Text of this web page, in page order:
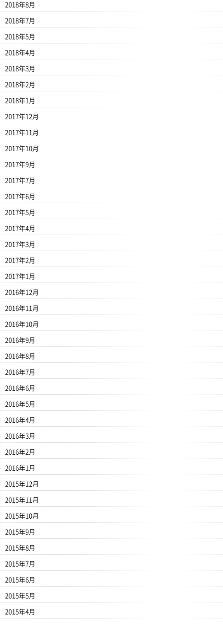
2018年8月
2018年7月
2018年5月
2018年4月
2018年3月
2018年2月
2018年1月
2017年12月
2017年11月
2017年10月
2017年9月
2017年7月
2017年6月
2017年5月
2017年4月
2017年3月
2017年2月
2017年1月
2016年12月
2016年11月
2016年10月
2016年9月
2016年8月
2016年7月
2016年6月
2016年5月
2016年4月
2016年3月
2016年2月
2016年1月
2015年12月
2015年11月
2015年10月
2015年9月
2015年8月
2015年7月
2015年6月
2015年5月
2015年4月